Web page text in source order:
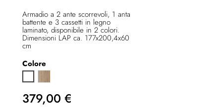
Armadio a 2 ante scorrevoli, 1 anta
battente e 3 cassetti in legno
laminato, disponibile in 2 colori.
Dimensioni LAP ca. 177x200,4x60
cm
Colore
379,00 €